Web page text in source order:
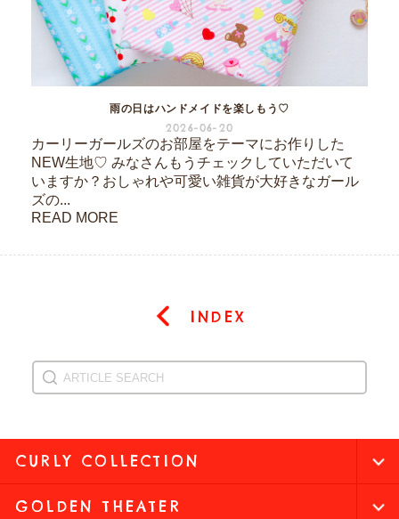
雨の日はハンドメイドを楽しもう♡
2026-06-20
カーリーガールズのお部屋をテーマにお作りした
NEW生地♡ みなさんもうチェックしていただいて
いますか？おしゃれや可愛い雑貨が大好きなガール
ズの...
READ MORE
INDEX
CURLY COLLECTION
GOLDEN THEATER